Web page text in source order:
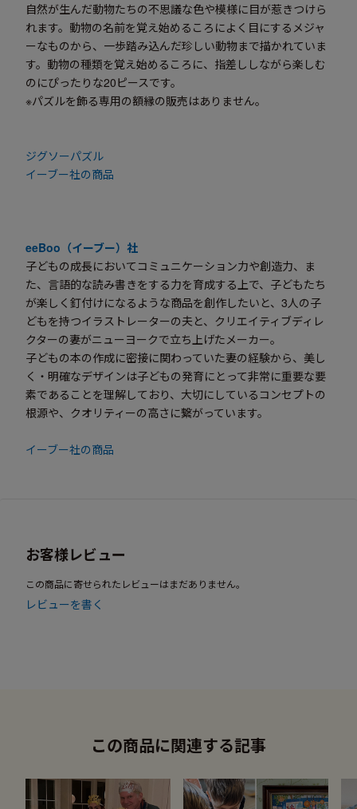
自然が生んだ動物たちの不思議な色や模様に目が惹きつけら
れます。動物の名前を覚え始めるころによく目にするメジャ
ーなものから、一歩踏み込んだ珍しい動物まで描かれていま
す。動物の種類を覚え始めるころに、指差ししながら楽しむ
のにぴったりな20ピースです。
※パズルを飾る専用の額縁の販売はありません。
ジグソーパズル
イーブー社の商品
eeBoo（イーブー）社
子どもの成長においてコミュニケーション力や創造力、ま
た、言語的な読み書きをする力を育成する上で、子どもたち
が楽しく釘付けになるような商品を創作したいと、3人の子
どもを持つイラストレーターの夫と、クリエイティブディレ
クターの妻がニューヨークで立ち上げたメーカー。
子どもの本の作成に密接に関わっていた妻の経験から、美し
く・明確なデザインは子どもの発育にとって非常に重要な要
素であることを理解しており、大切にしているコンセプトの
根源や、クオリティーの高さに繋がっています。
イーブー社の商品
お客様レビュー
この商品に寄せられたレビューはまだありません。
レビューを書く
この商品に関連する記事